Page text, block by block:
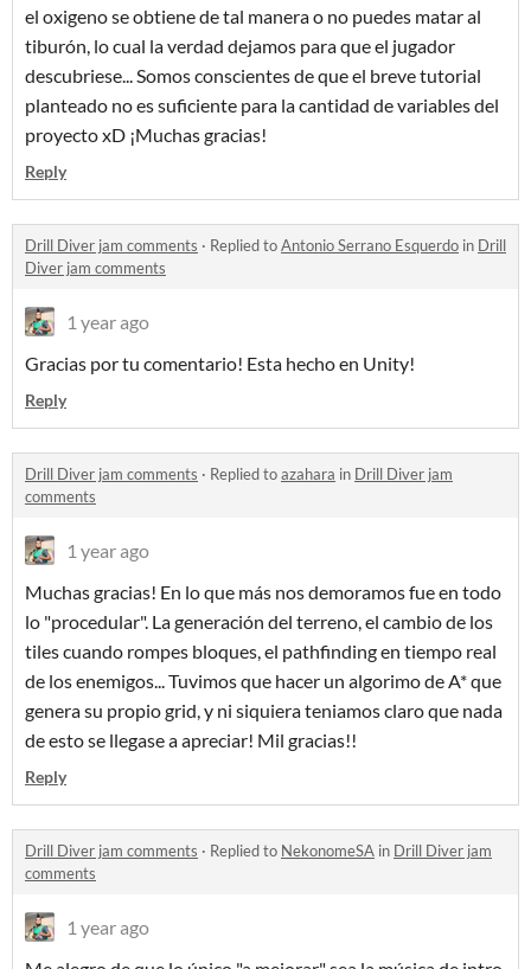
el oxigeno se obtiene de tal manera o no puedes matar al
tiburón, lo cual la verdad dejamos para que el jugador
descubriese... Somos conscientes de que el breve tutorial
planteado no es suficiente para la cantidad de variables del
proyecto xD ¡Muchas gracias!
Reply
Drill Diver jam comments · Replied toAntonio Serrano Esquerdo in Drill
Diver jam comments
1 year ago
Gracias por tu comentario! Esta hecho en Unity!
Reply
Drill Diver jam comments · Replied toazahara in Drill Diver jam
comments
1 year ago
Muchas gracias! En lo que más nos demoramos fue en todo
lo "procedular". La generación del terreno, el cambio de los
tiles cuando rompes bloques, el pathfinding en tiempo real
de los enemigos... Tuvimos que hacer un algorimo de A* que
genera su propio grid, y ni siquiera teniamos claro que nada
de esto se llegase a apreciar! Mil gracias!!
Reply
Drill Diver jam comments · Replied to NekonomeSA in Drill Diver jam
comments
1 year ago